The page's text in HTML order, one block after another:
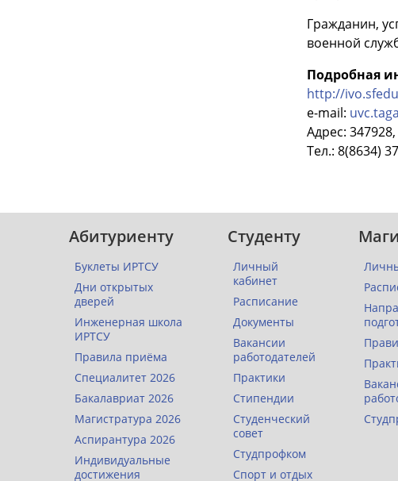
Гражданин,
военной
Подробная
http://
e-mail:
Адрес:
Тел.: 8(8634)
Абитуриенту
Буклеты ИРТСУ
Дни открытых
дверей
Инженерная школа
ИРТСУ
Правила приёма
Специалитет 2026
Бакалавриат 2026
Магистратура 2026
Аспирантура 2026
Индивидуальные
достижения
Студенту
Личный
кабинет
Расписание
Документы
Вакансии
работодателей
Практики
Стипендии
Студенческий
совет
Студпрофком
Спорт и отдых